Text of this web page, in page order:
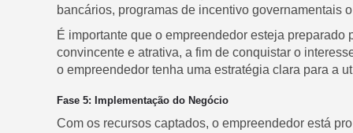
bancários, programas de incentivo governamentais
É importante que o empreendedor esteja
convincente e atrativa, a fim de conquistar o
o empreendedor tenha uma estratégia clara para a
Fase 5: Implementação do Negócio
Com os recursos captados, o empreendedor está